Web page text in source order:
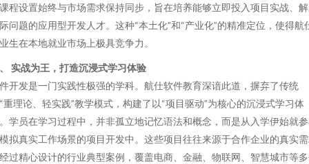
程设置始终与市场需求保持同步，旨在培养能够立即投入项目实战、
问题的应用型开发人才。这种“本土化”和“产业化”的精准定位，使得航
生在本地就业市场上极具竞争力。
实战为王，打造沉浸式学习体验
开发是一门实践性极强的学科。航仕软件教育深谙此道，摒弃了传统
重理论、轻实践”教学模式，构建了以“项目驱动”为核心的沉浸式学习体
学员在学习过程中，并非孤立地记忆语法和概念，而是从入学伊始就
拟真实工作场景的项目开发中。这些项目往往来源于合作企业的真实
过精心设计的行业典型案例，覆盖电商、金融、物联网、智慧城市等